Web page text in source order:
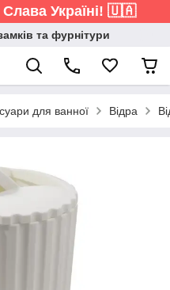
Україні! 🇺🇦
та фурнітури
для ванної Відра